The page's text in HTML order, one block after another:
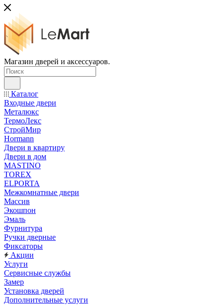
Магазин дверей и аксессуаров.
Каталог
Входные двери
Металюкс
ТермоЛекс
СтройМир
Hormann
Двери в квартиру
Двери в дом
MASTINO
TOREX
ELPORTA
Межкомнатные двери
Массив
Экошпон
Эмаль
Фурнитура
Ручки дверные
Фиксаторы
Акции
Услуги
Сервисные службы
Замер
Установка дверей
Дополнительные услуги